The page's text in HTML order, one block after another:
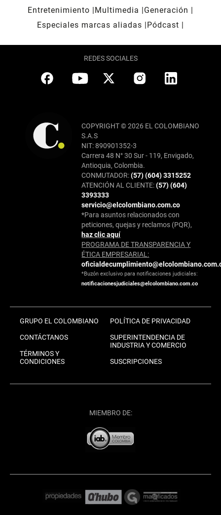
Entretenimiento
Multimedia
Generación
Especiales marcas aliadas
Pódcast
REDES SOCIALES
COPYRIGHT © 2026 EL COLOMBIANO
S.A.S
NIT: 890901352-3
Carrera 48 N° 30 Sur - 119, Envigado,
Antioquia, Colombia.
CONMUTADOR:(57) (604) 3315252
ATENCIÓN AL CLIENTE:(57) (604)
3393333
servicio@elcolombiano.com.co
*Para asuntos relacionados con
peticiones, quejas y reclamos (PQR),
haz clic aquí
PROGRAMA DE TRANSPARENCIA Y
ÉTICA EMPRESARIAL:
*Buzón exclusivo para notificaciones judiciales:
notificacionesjudiciales@elcolombiano.com.co
GRUPO EL COLOMBIANO
CONTÁCTANOS
TÉRMINOS Y
CONDICIONES
POLÍTICA DE PRIVACIDAD
SUPERINTENDENCIA DE
INDUSTRIA Y COMERCIO
SUSCRIPCIONES
MIEMBRO DE: